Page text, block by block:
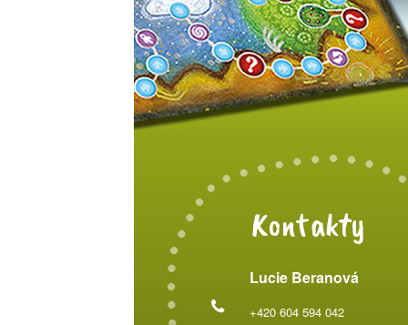
Kontakty
Lucie Beranová
+420 604 594 042